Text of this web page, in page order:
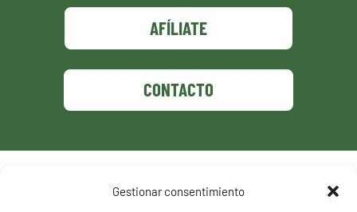
Gestionar consentimiento
AFÍLIATE
CONTACTO
Política de privacidad